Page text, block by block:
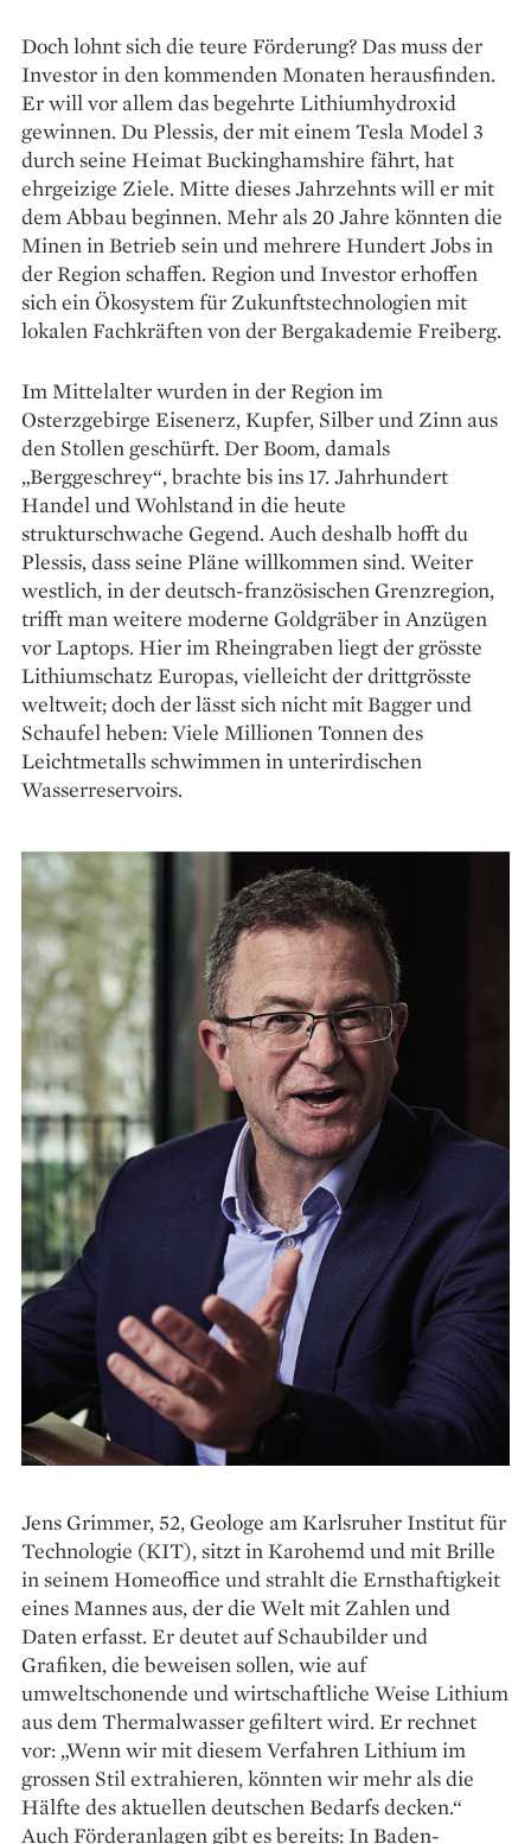
Doch lohnt sich die teure Förderung? Das muss der
Investor in den kommenden Monaten herausfinden.
Er will vor allem das begehrte Lithiumhydroxid
gewinnen. Du Plessis, der mit einem Tesla Model 3
durch seine Heimat Buckinghamshire fährt, hat
ehrgeizige Ziele. Mitte dieses Jahrzehnts will er mit
dem Abbau beginnen. Mehr als 20 Jahre könnten die
Minen in Betrieb sein und mehrere Hundert Jobs in
der Region schaffen. Re­gion und Investor erhoffen
sich ein Ökosystem für Zukunftstechnologien mit
lokalen Fachkräften von der Bergakademie Freiberg.
Im Mittelalter wurden in der Region im
Osterzgebirge Eisenerz, Kupfer, Silber und Zinn aus
den Stollen geschürft. Der Boom, damals
„Berggeschrey“, brachte bis ins 17. Jahrhundert
Handel und Wohlstand in die heute
strukturschwache Gegend. Auch deshalb hofft du
Plessis, dass seine Pläne willkommen sind. Weiter
westlich, in der deutsch-französischen Grenzregion,
trifft man weitere moderne Goldgräber in An­zügen
vor Laptops. Hier im Rheingraben liegt der grösste
Lithiumschatz Europas, vielleicht der drittgrösste
weltweit; doch der lässt sich nicht mit Bagger und
Schaufel heben: Viele Millionen Tonnen des
Leichtmetalls schwimmen in unter­irdischen
Wasserreservoirs.
Jens Grimmer, 52, Geologe am Karls­ruher Institut für
Technologie (KIT), sitzt in Karohemd und mit Brille
in seinem Homeoffice und strahlt die Ernsthaftigkeit
eines Mannes aus, der die Welt mit Zahlen und
Daten erfasst. Er deutet auf Schaubilder und
Grafiken, die beweisen sollen, wie auf
umweltschonende und wirtschaftliche Weise Lithium
aus dem Thermalwasser gefiltert wird. Er rechnet
vor: „Wenn wir mit diesem Verfahren Lithium im
grossen Stil extrahieren, könnten wir mehr als die
Hälfte des aktuellen deutschen Bedarfs decken.“
Auch Förderanlagen gibt es bereits: In Baden-